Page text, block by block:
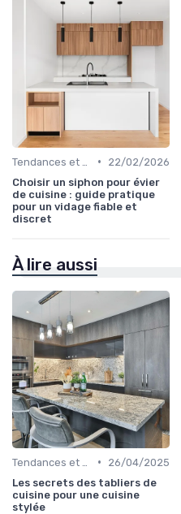
•
22/02/2026
Choisir un siphon pour évier
de cuisine : guide pratique
pour un vidage fiable et
discret
À lire aussi
•
26/04/2025
Les secrets des tabliers de
cuisine pour une cuisine
stylée